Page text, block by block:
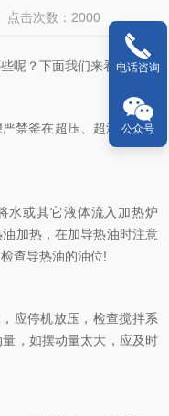
点击次数：2000
呢？下面我们来看下：
釜在超压、超温的情况
或其它液体流入加热炉
加热，在加导热油时注意
查导热油的油位!
停机放压，检查搅拌系
，如摆动量太大，应及时
电话咨询
公众号